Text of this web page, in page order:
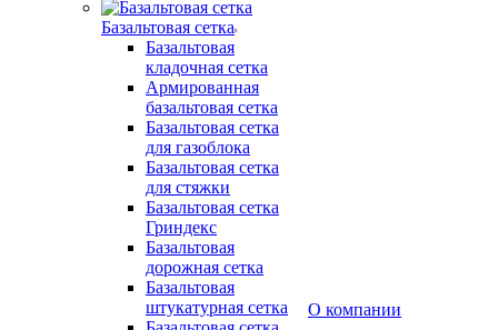
Базальтовая сетка
Базальтовая
кладочная сетка
Армированная
базальтовая сетка
Базальтовая сетка
для газоблока
Базальтовая сетка
для стяжки
Базальтовая сетка
Гриндекс
Базальтовая
дорожная сетка
Базальтовая
штукатурная сетка
О компании